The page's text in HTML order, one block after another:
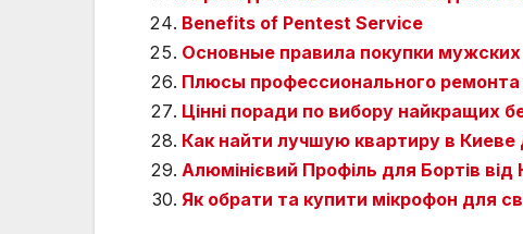
Benefits of Pentest Service
Основные правила покупки
Плюсы профессионального
Цінні поради по вибору найкращих
Как найти лучшую квартиру в
Алюмінієвий Профіль для Бортів від
Як обрати та купити мікрофон для